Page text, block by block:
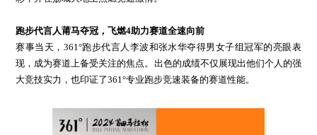
跑步代言人莆马夺冠，飞燃4助力赛道全速向前
赛事当天，361°跑步代言人李波和张水华夺得男女子组冠军的亮眼表
现，成为赛道上备受关注的焦点。出色的成绩不仅展现出他们个人的强
大竞技实力，也印证了361°专业跑步竞速装备的赛道性能。